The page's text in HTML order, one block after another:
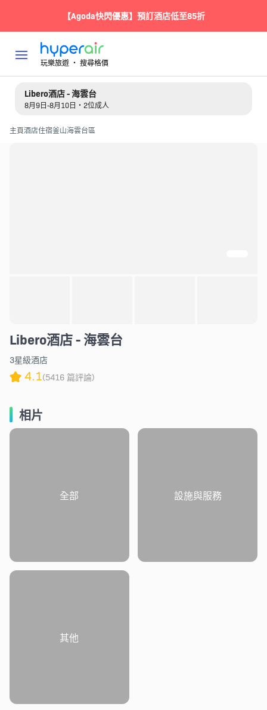
【Agoda快閃優惠】預訂酒店低至85折
玩樂旅遊 ‧ 搜尋格價
Libero酒店 - 海雲台
8月9日-8月10日・2位成人
主頁酒店住宿釜山海雲台區
Libero酒店 - 海雲台
3星級酒店
4.1(5416 篇評論)
相片
全部 設施與服務
其他